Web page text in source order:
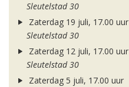
Sleutelstad 30
Zaterdag 19 juli, 17.00 uur
Sleutelstad 30
Zaterdag 12 juli, 17.00 uur
Sleutelstad 30
Zaterdag 5 juli, 17.00 uur